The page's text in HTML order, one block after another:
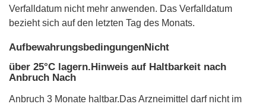
Verfalldatum nicht mehr anwenden. Das Verfalldatum
bezieht sich auf den letzten Tag des Monats.
AufbewahrungsbedingungenNicht
über 25°C lagern.Hinweis auf Haltbarkeit nach
Anbruch Nach
Anbruch 3 Monate haltbar.Das Arzneimittel darf nicht im